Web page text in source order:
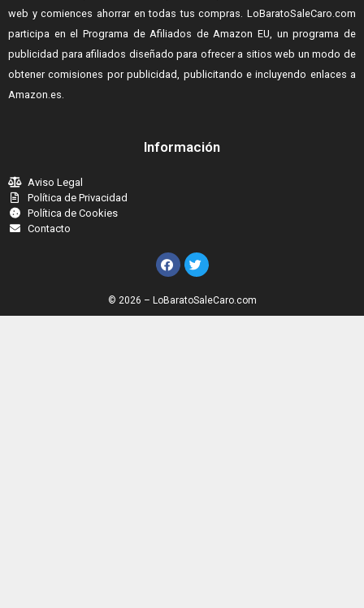
web y comiences ahorrar en todas tus compras. LoBaratoSaleCaro.com
participa en el Programa de Afiliados de Amazon EU, un programa de
publicidad para afiliados diseñado para ofrecer a sitios web un modo de
obtener comisiones por publicidad, publicitando e incluyendo enlaces a
Amazon.es.
Información
Aviso Legal
Política de Privacidad
Política de Cookies
Contacto
© 2026 – LoBaratoSaleCaro.com